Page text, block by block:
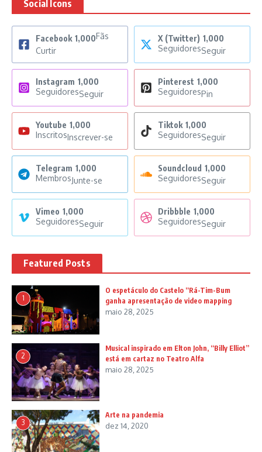
Social Icons
Facebook 1,000Fãs
Curtir
X (Twitter) 1,000
SeguidoresSeguir
Instagram 1,000
SeguidoresSeguir
Pinterest 1,000
SeguidoresPin
Youtube 1,000
InscritosInscrever-se
Tiktok 1,000
SeguidoresSeguir
Telegram 1,000
MembrosJunte-se
Soundcloud 1,000
SeguidoresSeguir
Vimeo 1,000
SeguidoresSeguir
Dribbble 1,000
SeguidoresSeguir
Featured Posts
1
O espetáculo do Castelo “Rá-Tim-Bum
ganha apresentação de video mapping
maio 28, 2025
2
Musical inspirado em Elton John, “Billy Elliot”
está em cartaz no Teatro Alfa
maio 28, 2025
3
Arte na pandemia
dez 14, 2020